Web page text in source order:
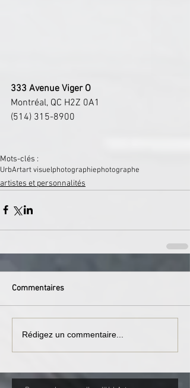
333 Avenue Viger O
Montréal, QC H2Z 0A1
(514) 315-8900
Mots-clés :
UrbArtart visuelphotographiephotographe
artistes et personnalités
Commentaires
Rédigez un commentaire...